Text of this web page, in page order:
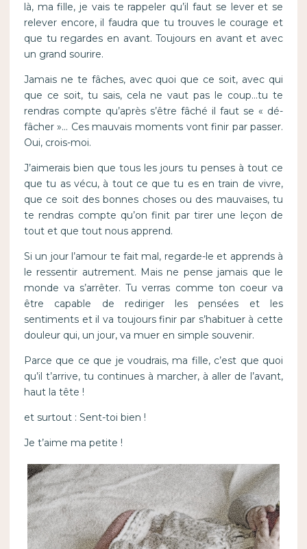
là, ma fille, je vais te rappeler qu’il faut se lever et se
relever encore, il faudra que tu trouves le courage et
que tu regardes en avant. Toujours en avant et avec
un grand sourire.
Jamais ne te fâches, avec quoi que ce soit, avec qui
que ce soit, tu sais, cela ne vaut pas le coup…tu te
rendras compte qu’après s’être fâché il faut se « dé-
fâcher »… Ces mauvais moments vont finir par passer.
Oui, crois-moi.
J’aimerais bien que tous les jours tu penses à tout ce
que tu as vécu, à tout ce que tu es en train de vivre,
que ce soit des bonnes choses ou des mauvaises, tu
te rendras compte qu’on finit par tirer une leçon de
tout et que tout nous apprend.
Si un jour l’amour te fait mal, regarde-le et apprends à
le ressentir autrement. Mais ne pense jamais que le
monde va s’arrêter. Tu verras comme ton coeur va
être capable de rediriger les pensées et les
sentiments et il va toujours finir par s’habituer à cette
douleur qui, un jour, va muer en simple souvenir.
Parce que ce que je voudrais, ma fille, c’est que quoi
qu’il t’arrive, tu continues à marcher, à aller de l’avant,
haut la tête !
et surtout : Sent-toi bien !
Je t’aime ma petite !